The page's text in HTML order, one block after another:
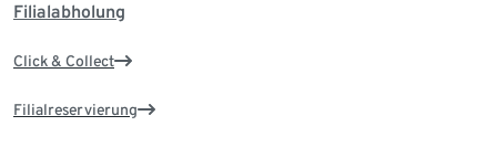
Filialabholung
Click & Collect
Filialreservierung